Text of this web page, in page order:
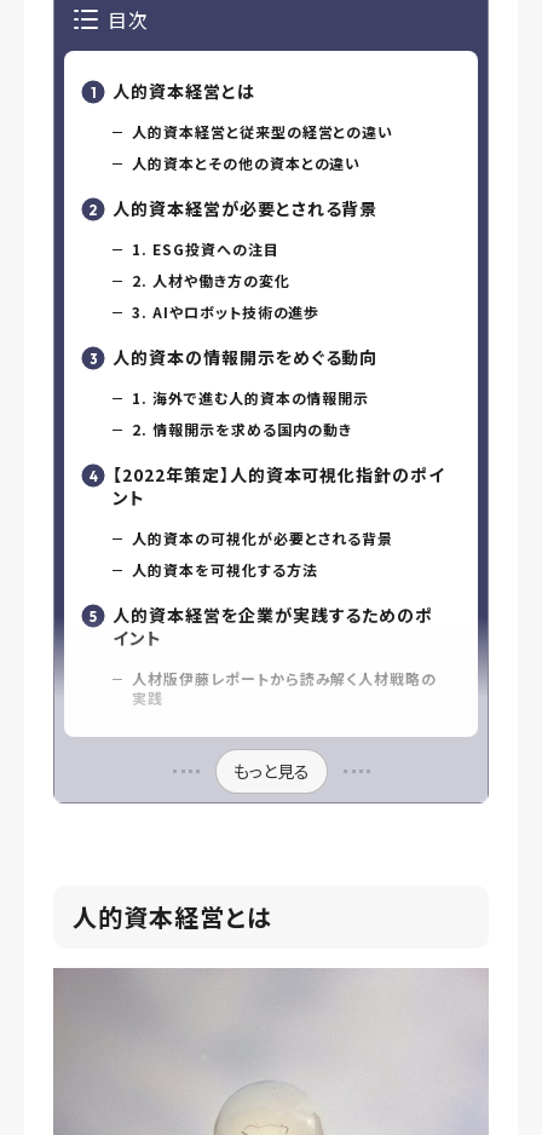
目次
人的資本経営とは
人的資本経営と従来型の経営との違い
人的資本とその他の資本との違い
人的資本経営が必要とされる背景
1. ESG投資への注目
2. 人材や働き方の変化
3. AIやロボット技術の進歩
人的資本の情報開示をめぐる動向
1. 海外で進む人的資本の情報開示
2. 情報開示を求める国内の動き
【2022年策定】人的資本可視化指針のポイ
ント
人的資本の可視化が必要とされる背景
人的資本を可視化する方法
人的資本経営を企業が実践するためのポ
イント
人材版伊藤レポートから読み解く人材戦略の
実践
もっと見る
人的資本経営とは